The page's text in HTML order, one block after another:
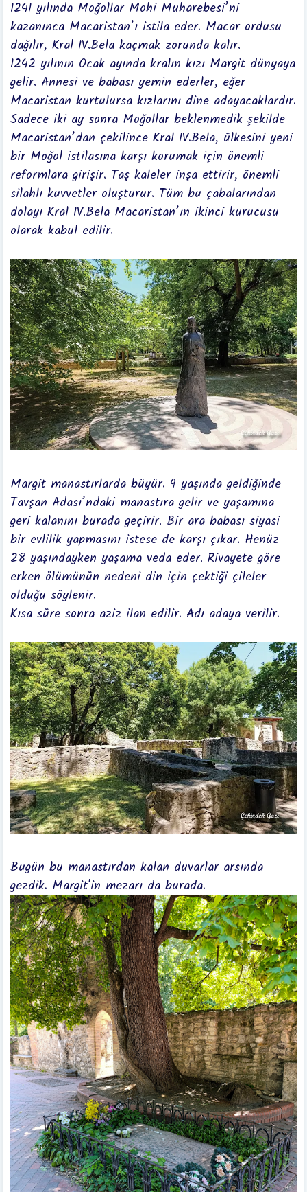
1241 yılında Moğollar Mohi Muharebesi’ni
kazanınca Macaristan’ı istila eder. Macar ordusu
dağılır, Kral IV.Bela kaçmak zorunda kalır.
1242 yılının Ocak ayında kralın kızı Margit dünyaya
gelir. Annesi ve babası yemin ederler, eğer
Macaristan kurtulursa kızlarını dine adayacaklardır.
Sadece iki ay sonra Moğollar beklenmedik şekilde
Macaristan’dan çekilince Kral IV.Bela, ülkesini yeni
bir Moğol istilasına karşı korumak için önemli
reformlara girişir. Taş kaleler inşa ettirir, önemli
silahlı kuvvetler oluşturur. Tüm bu çabalarından
dolayı Kral IV.Bela Macaristan’ın ikinci kurucusu
olarak kabul edilir.
Margit manastırlarda büyür. 9 yaşında geldiğinde
Tavşan Adası’ndaki manastıra gelir ve yaşamına
geri kalanını burada geçirir. Bir ara babası siyasi
bir evlilik yapmasını istese de karşı çıkar. Henüz
28 yaşındayken yaşama veda eder. Rivayete göre
erken ölümünün nedeni din için çektiği çileler
olduğu söylenir.
Kısa süre sonra aziz ilan edilir. Adı adaya verilir.
Bugün bu manastırdan kalan duvarlar arsında
gezdik. Margit'in mezarı da burada.